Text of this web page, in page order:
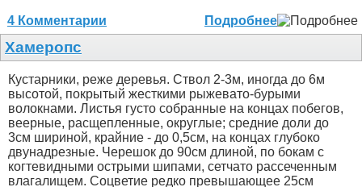
4 Комментарии Подробнее
Хамеропс
Кустарники, реже деревья. Ствол 2-3м, иногда до 6м
высотой, покрытый жесткими рыжевато-бурыми
волокнами. Листья густо собранные на концах побегов,
веерные, расщепленные, округлые; средние доли до
3см шириной, крайние - до 0,5см, на концах глубоко
двунадрезные. Черешок до 90см длиной, по бокам с
когтевидными острыми шипами, сетчато рассеченным
влагалищем. Соцветие редко превышающее 25см